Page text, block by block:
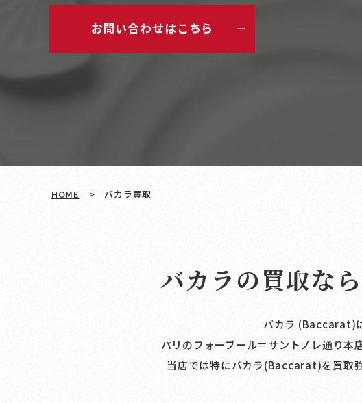
お問い合わせはこちら
HOME > バカラ買取
バカラの買取なら
バカラ (Baccarat)
パリのフォーブール＝サントノレ通り本
当店では特にバカラ(Baccarat)を買取